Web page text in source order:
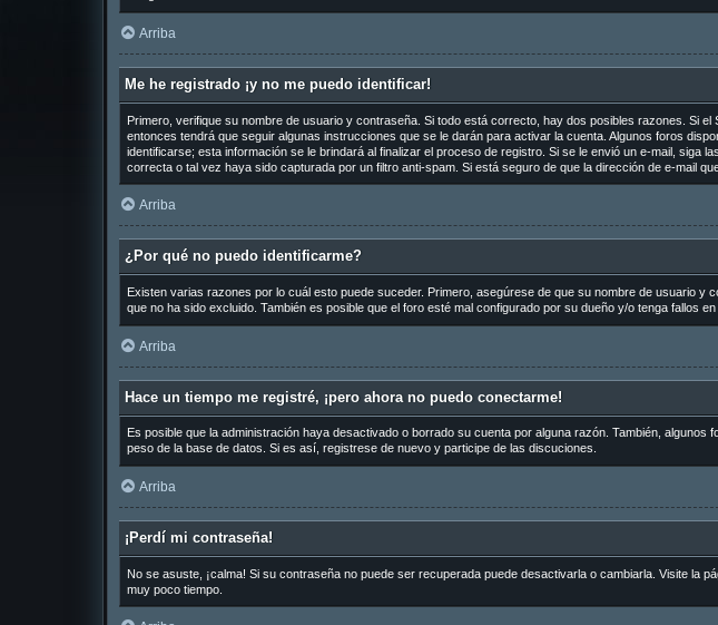
Arriba
Me he registrado ¡y no me puedo identificar!
Primero, verifique su nombre de usuario y contraseña. Si todo está correcto, hay dos posibles razones. Si
entonces tendrá que seguir algunas instrucciones que se le darán para activar la cuenta. Algunos foros
identificarse; esta información se le brindará al finalizar el proceso de registro. Si se le envió un e-mail,
correcta o tal vez haya sido capturada por un filtro anti-spam. Si está seguro de que la dirección de e-mail
Arriba
¿Por qué no puedo identificarme?
Existen varias razones por lo cuál esto puede suceder. Primero, asegúrese de que su nombre de usuario
que no ha sido excluido. También es posible que el foro esté mal configurado por su dueño y/o tenga fallos
Arriba
Hace un tiempo me registré, ¡pero ahora no puedo conectarme!
Es posible que la administración haya desactivado o borrado su cuenta por alguna razón. También,
peso de la base de datos. Si es así, registrese de nuevo y participe de las discuciones.
Arriba
¡Perdí mi contraseña!
No se asuste, ¡calma! Si su contraseña no puede ser recuperada puede desactivarla o cambiarla. Visite la
muy poco tiempo.